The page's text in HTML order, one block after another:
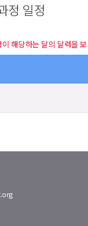
정 일정
해당하는 달의 달력을